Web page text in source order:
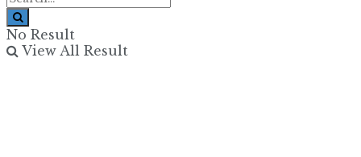
No Result
View All Result